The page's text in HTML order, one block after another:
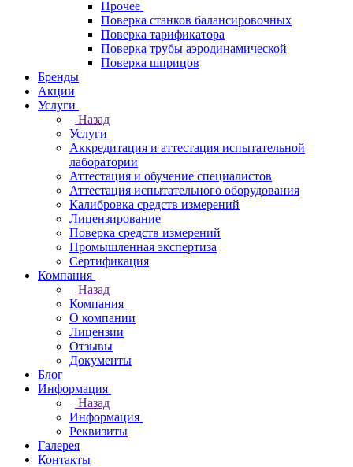
Прочее
Поверка станков балансировочных
Поверка тарификатора
Поверка трубы аэродинамической
Поверка шприцов
Бренды
Акции
Услуги
Назад
Услуги
Аккредитация и аттестация испытательной
лаборатории
Аттестация и обучение специалистов
Аттестация испытательного оборудования
Калибровка средств измерений
Лицензирование
Поверка средств измерений
Промышленная экспертиза
Сертификация
Компания
Назад
Компания
О компании
Лицензии
Отзывы
Документы
Блог
Информация
Назад
Информация
Реквизиты
Галерея
Контакты